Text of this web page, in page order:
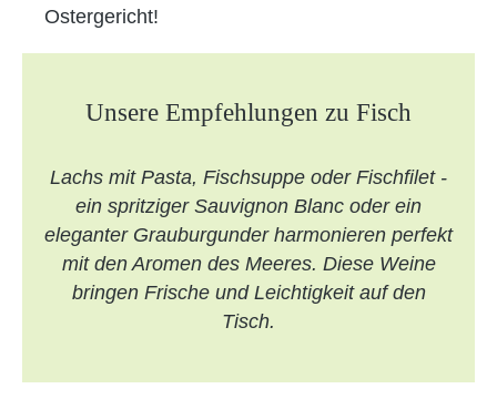
Ostergericht!
Unsere Empfehlungen zu Fisch
Lachs mit Pasta, Fischsuppe oder Fischfilet -
ein spritziger Sauvignon Blanc oder ein
eleganter Grauburgunder harmonieren perfekt
mit den Aromen des Meeres. Diese Weine
bringen Frische und Leichtigkeit auf den
Tisch.